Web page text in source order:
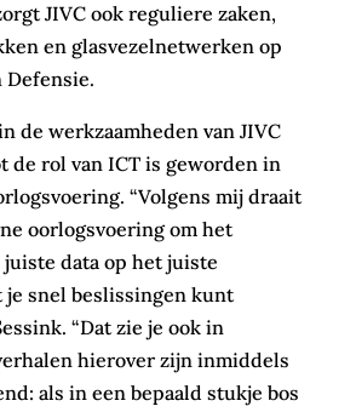
JIVC ook reguliere zaken,
en glasvezelnetwerken op
Defensie.
de werkzaamheden van JIVC
de rol van ICT is geworden in
“Volgens mij draait
oorlogsvoering om het
juiste data op het juiste
je snel beslissingen kunt
“Dat zie je ook in
hierover zijn inmiddels
als in een bepaald stukje bos